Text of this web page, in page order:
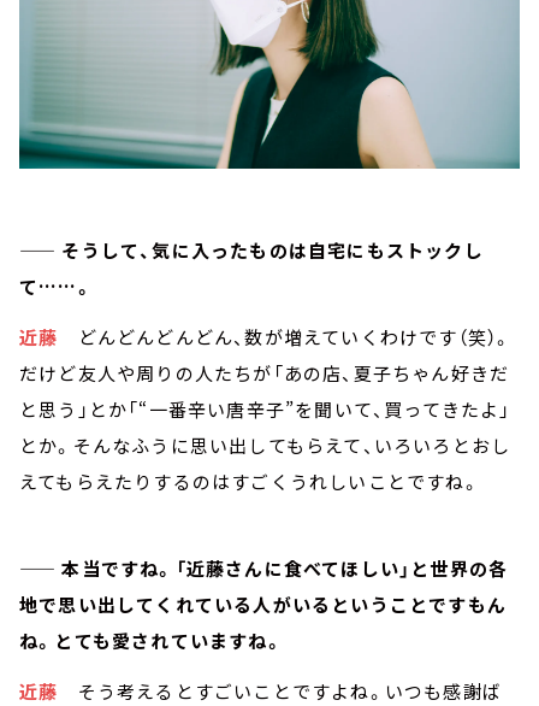
—— そうして、気に入ったものは自宅にもストックし
て……。
近藤 どんどんどんどん、数が増えていくわけです（笑）。
だけど友人や周りの人たちが「あの店、夏子ちゃん好きだ
と思う」とか「“一番辛い唐辛子”を聞いて、買ってきたよ」
とか。そんなふうに思い出してもらえて、いろいろとおし
えてもらえたりするのはすごくうれしいことですね。
—— 本当ですね。「近藤さんに食べてほしい」と世界の各
地で思い出してくれている人がいるということですもん
ね。とても愛されていますね。
近藤 そう考えるとすごいことですよね。いつも感謝ば